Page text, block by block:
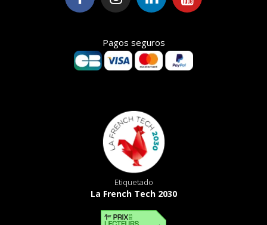
Pagos seguros
Etiquetado
La French Tech 2030